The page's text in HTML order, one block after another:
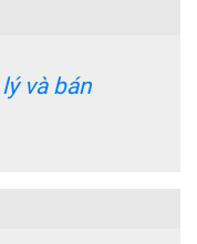
và bán